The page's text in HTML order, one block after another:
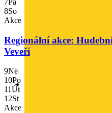
7Pá
8So
Akce
Regionální akce:
Veveří
9Ne
10Po
11Út
12St
Akce